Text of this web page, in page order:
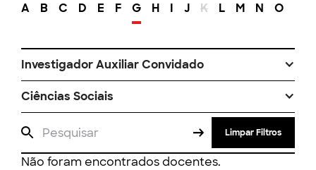
A B C D E F G H I J K L M N O
Investigador Auxiliar Convidado
Ciências Sociais
Limpar Filtros
Não foram encontrados docentes.